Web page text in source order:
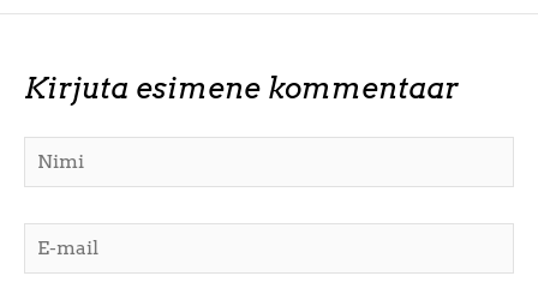
Kirjuta esimene kommentaar